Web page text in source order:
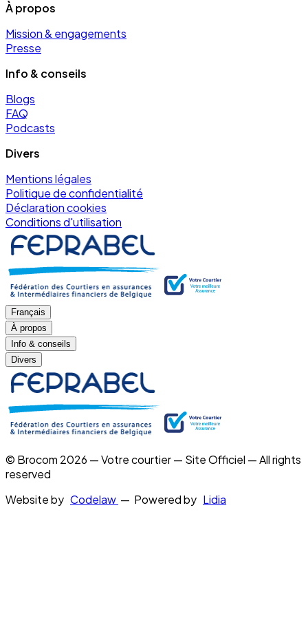
À propos
Mission & engagements
Presse
Info & conseils
Blogs
FAQ
Podcasts
Divers
Mentions légales
Politique de confidentialité
Déclaration cookies
Conditions d'utilisation
Français
À propos
Info & conseils
Divers
© Brocom 2026 — Votre courtier — Site Officiel — All rights
reserved
Website by Codelaw — Powered by Lidia